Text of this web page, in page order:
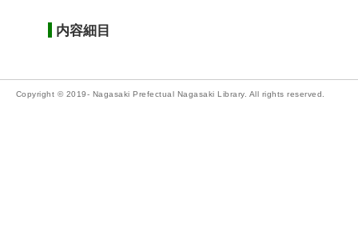
内容細目
Copyright © 2019- Nagasaki Prefectual Nagasaki Library. All rights reserved.